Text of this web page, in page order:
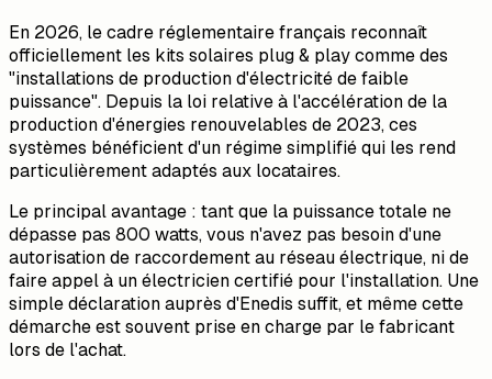
En 2026, le cadre réglementaire français reconnaît
officiellement les kits solaires plug & play comme des
"installations de production d'électricité de faible
puissance". Depuis la loi relative à l'accélération de la
production d'énergies renouvelables de 2023, ces
systèmes bénéficient d'un régime simplifié qui les rend
particulièrement adaptés aux locataires.
Le principal avantage : tant que la puissance totale ne
dépasse pas 800 watts, vous n'avez pas besoin d'une
autorisation de raccordement au réseau électrique, ni de
faire appel à un électricien certifié pour l'installation. Une
simple déclaration auprès d'Enedis suffit, et même cette
démarche est souvent prise en charge par le fabricant
lors de l'achat.